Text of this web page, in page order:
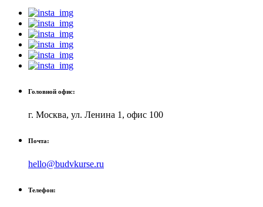
Головной офис:
г. Москва, ул. Ленина 1, офис 100
Почта:
hello@budvkurse.ru
Телефон: